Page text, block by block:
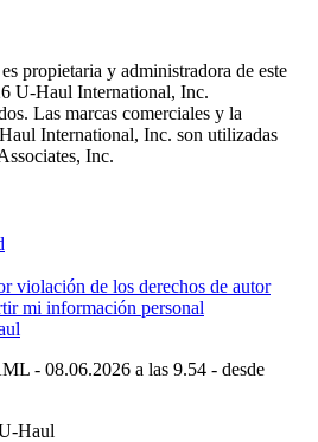
propietaria y administradora de este
U-Haul International, Inc.
Las marcas comerciales y la
International, Inc. son utilizadas
Inc.
violación de los derechos de autor
mi información personal
- 08.06.2026 a las 9.54 - desde
Haul